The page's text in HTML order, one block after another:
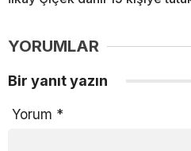
YORUMLAR
Bir yanıt yazın
Yorum *